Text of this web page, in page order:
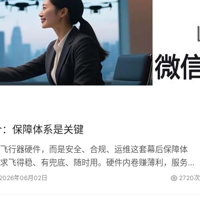
保障体系是关键
行器硬件，而是安全、合规、运维这套幕后保障体
飞得稳、有兜底、随时用。硬件内卷赚薄利，服务能
，体系定生死，不懂保障的玩家正在出局。...
年06月02日 2720次